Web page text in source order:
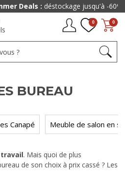
0
0
BUREAU
Canapé Meuble de salon en
. Mais quoi de plus
de son choix à prix cassé ? Les
d'acquérir le bureau que
déstockage jusqu'à -60% !